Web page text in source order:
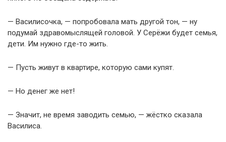
— Василисочка, — попробовала мать другой тон, — ну
подумай здравомыслящей головой. У Серёжи будет семья,
дети. Им нужно где-то жить.
— Пусть живут в квартире, которую сами купят.
— Но денег же нет!
— Значит, не время заводить семью, — жёстко сказала
Василиса.